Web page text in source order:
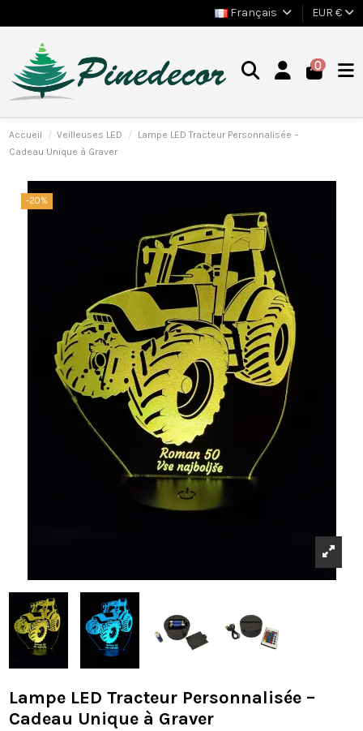
Français EUR €
0
Accueil Veilleuses LED
Lampe LED Tracteur Personnalisée –
Cadeau Unique à Graver
-20%
Lampe LED Tracteur Personnalisée –
Cadeau Unique à Graver